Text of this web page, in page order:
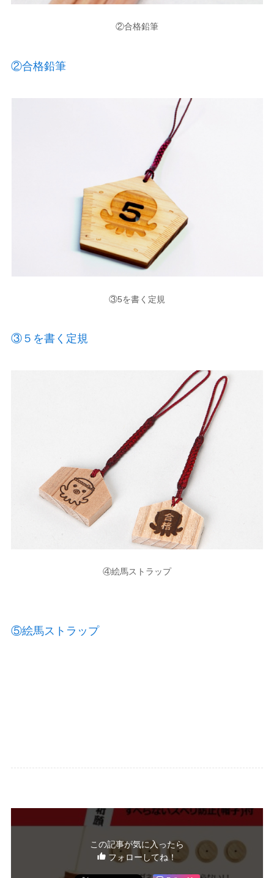
②合格鉛筆
②合格鉛筆
③5を書く定規
③５を書く定規
④絵馬ストラップ
⑤絵馬ストラップ
この記事が気に入ったら
フォローしてね！